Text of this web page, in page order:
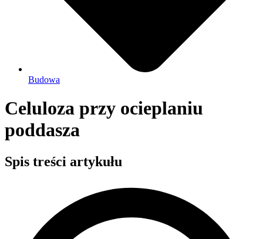
Budowa
Celuloza przy ocieplaniu
poddasza
Spis treści artykułu